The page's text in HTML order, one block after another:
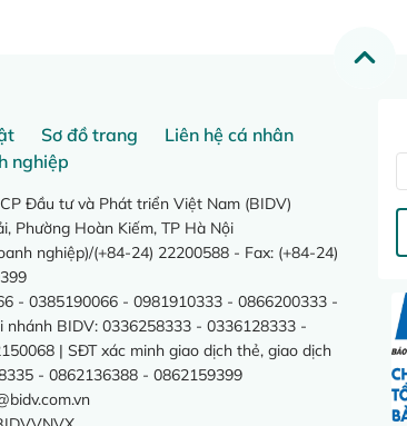
Sơ đồ trang
Liên hệ cá nhân
nghiệp
Đầu tư và Phát triển Việt Nam (BIDV)
Phường Hoàn Kiếm, TP Hà Nội
nghiệp)/(+84-24) 22200588 - Fax: (+84-24)
- 0385190066 - 0981910333 - 0866200333 -
BIDV: 0336258333 - 0336128333 -
| SĐT xác minh giao dịch thẻ, giao dịch
- 0862136388 - 0862159399